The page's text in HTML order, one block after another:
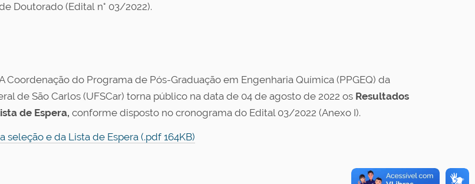
Doutorado (Edital n° 03/2022).
Coordenação do Programa de Pós-Graduação em Engenharia Química (PPGEQ) da
de São Carlos (UFSCar) torna público na data de 04 de agosto de 2022 os Resultados
de Espera, conforme disposto no cronograma do Edital 03/2022 (Anexo I).
seleção e da Lista de Espera (.pdf 164KB)